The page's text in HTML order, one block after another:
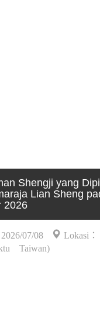
Shengji yang
Lian Sheng
2026
07/08
Lokasi：
Taiwan)